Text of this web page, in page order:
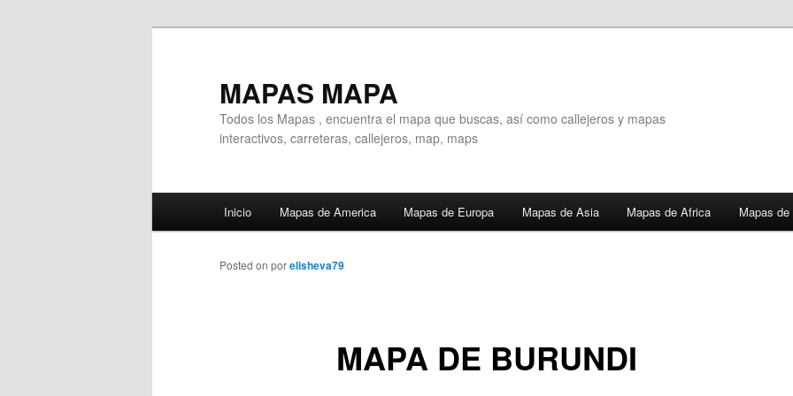
MAPAS MAPA
Todos los Mapas , encuentra el mapa que buscas, así como callejeros y mapas
interactivos, carreteras, callejeros, map, maps
Inicio Mapas de America Mapas de Europa Mapas de Asia Mapas de Africa Mapas
MAPA DE BURUNDI
Posted on porelisheva79